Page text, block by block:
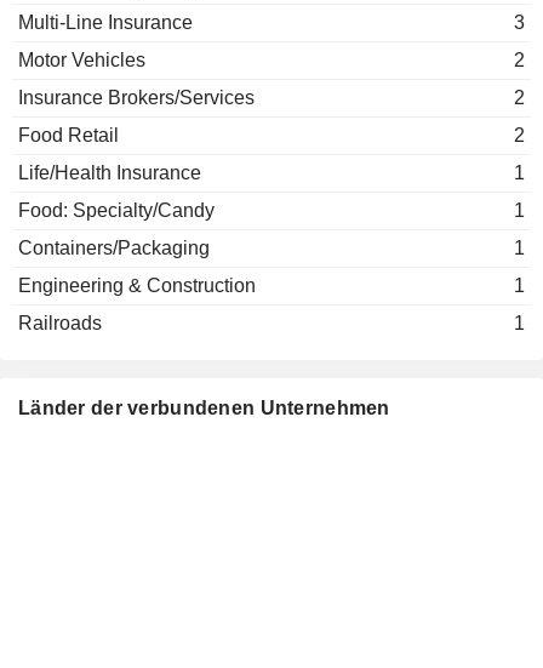
Multi-Line Insurance
3
Motor Vehicles
2
Insurance Brokers/Services
2
Food Retail
2
Life/Health Insurance
1
Food: Specialty/Candy
1
Containers/Packaging
1
Engineering & Construction
1
Railroads
1
Länder der verbundenen Unternehmen